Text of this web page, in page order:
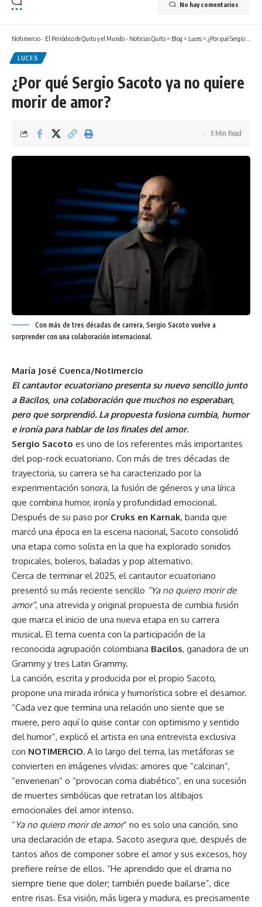
No hay comentarios
Notimercio - El Periódico de Quito y el Mundo - Noticias Quito > Blog > Luces > ¿Por qué Sergio Sacoto ya no quiere morir de amor?
LUCES
¿Por qué Sergio Sacoto ya no quiere
morir de amor?
5 Min Read
Con más de tres décadas de carrera, Sergio Sacoto vuelve a
sorprender con una colaboración internacional.
María José Cuenca/Notimercio
El cantautor ecuatoriano presenta su nuevo sencillo junto
a Bacilos, una colaboración que muchos no esperaban,
pero que sorprendió. La propuesta fusiona cumbia, humor
e ironía para hablar de los finales del amor.
Sergio Sacoto es uno de los referentes más importantes
del pop-rock ecuatoriano. Con más de tres décadas de
trayectoria, su carrera se ha caracterizado por la
experimentación sonora, la fusión de géneros y una lírica
que combina humor, ironía y profundidad emocional.
Después de su paso por Cruks en Karnak, banda que
marcó una época en la escena nacional, Sacoto consolidó
una etapa como solista en la que ha explorado sonidos
tropicales, boleros, baladas y pop alternativo.
Cerca de terminar el 2025, el cantautor ecuatoriano
presentó su más reciente sencillo “Ya no quiero morir de
amor”, una atrevida y original propuesta de cumbia fusión
que marca el inicio de una nueva etapa en su carrera
musical. El tema cuenta con la participación de la
reconocida agrupación colombiana Bacilos, ganadora de un
Grammy y tres Latin Grammy.
La canción, escrita y producida por el propio Sacoto,
propone una mirada irónica y humorística sobre el desamor.
“Cada vez que termina una relación uno siente que se
muere, pero aquí lo quise contar con optimismo y sentido
del humor”, explicó el artista en una entrevista exclusiva
con NOTIMERCIO. A lo largo del tema, las metáforas se
convierten en imágenes vívidas: amores que “calcinan”,
“envenenan” o “provocan coma diabético”, en una sucesión
de muertes simbólicas que retratan los altibajos
emocionales del amor intenso.
“Ya no quiero morir de amor” no es solo una canción, sino
una declaración de etapa. Sacoto asegura que, después de
tantos años de componer sobre el amor y sus excesos, hoy
prefiere reírse de ellos. “He aprendido que el drama no
siempre tiene que doler; también puede bailarse”, dice
entre risas. Esa visión, más ligera y madura, es precisamente